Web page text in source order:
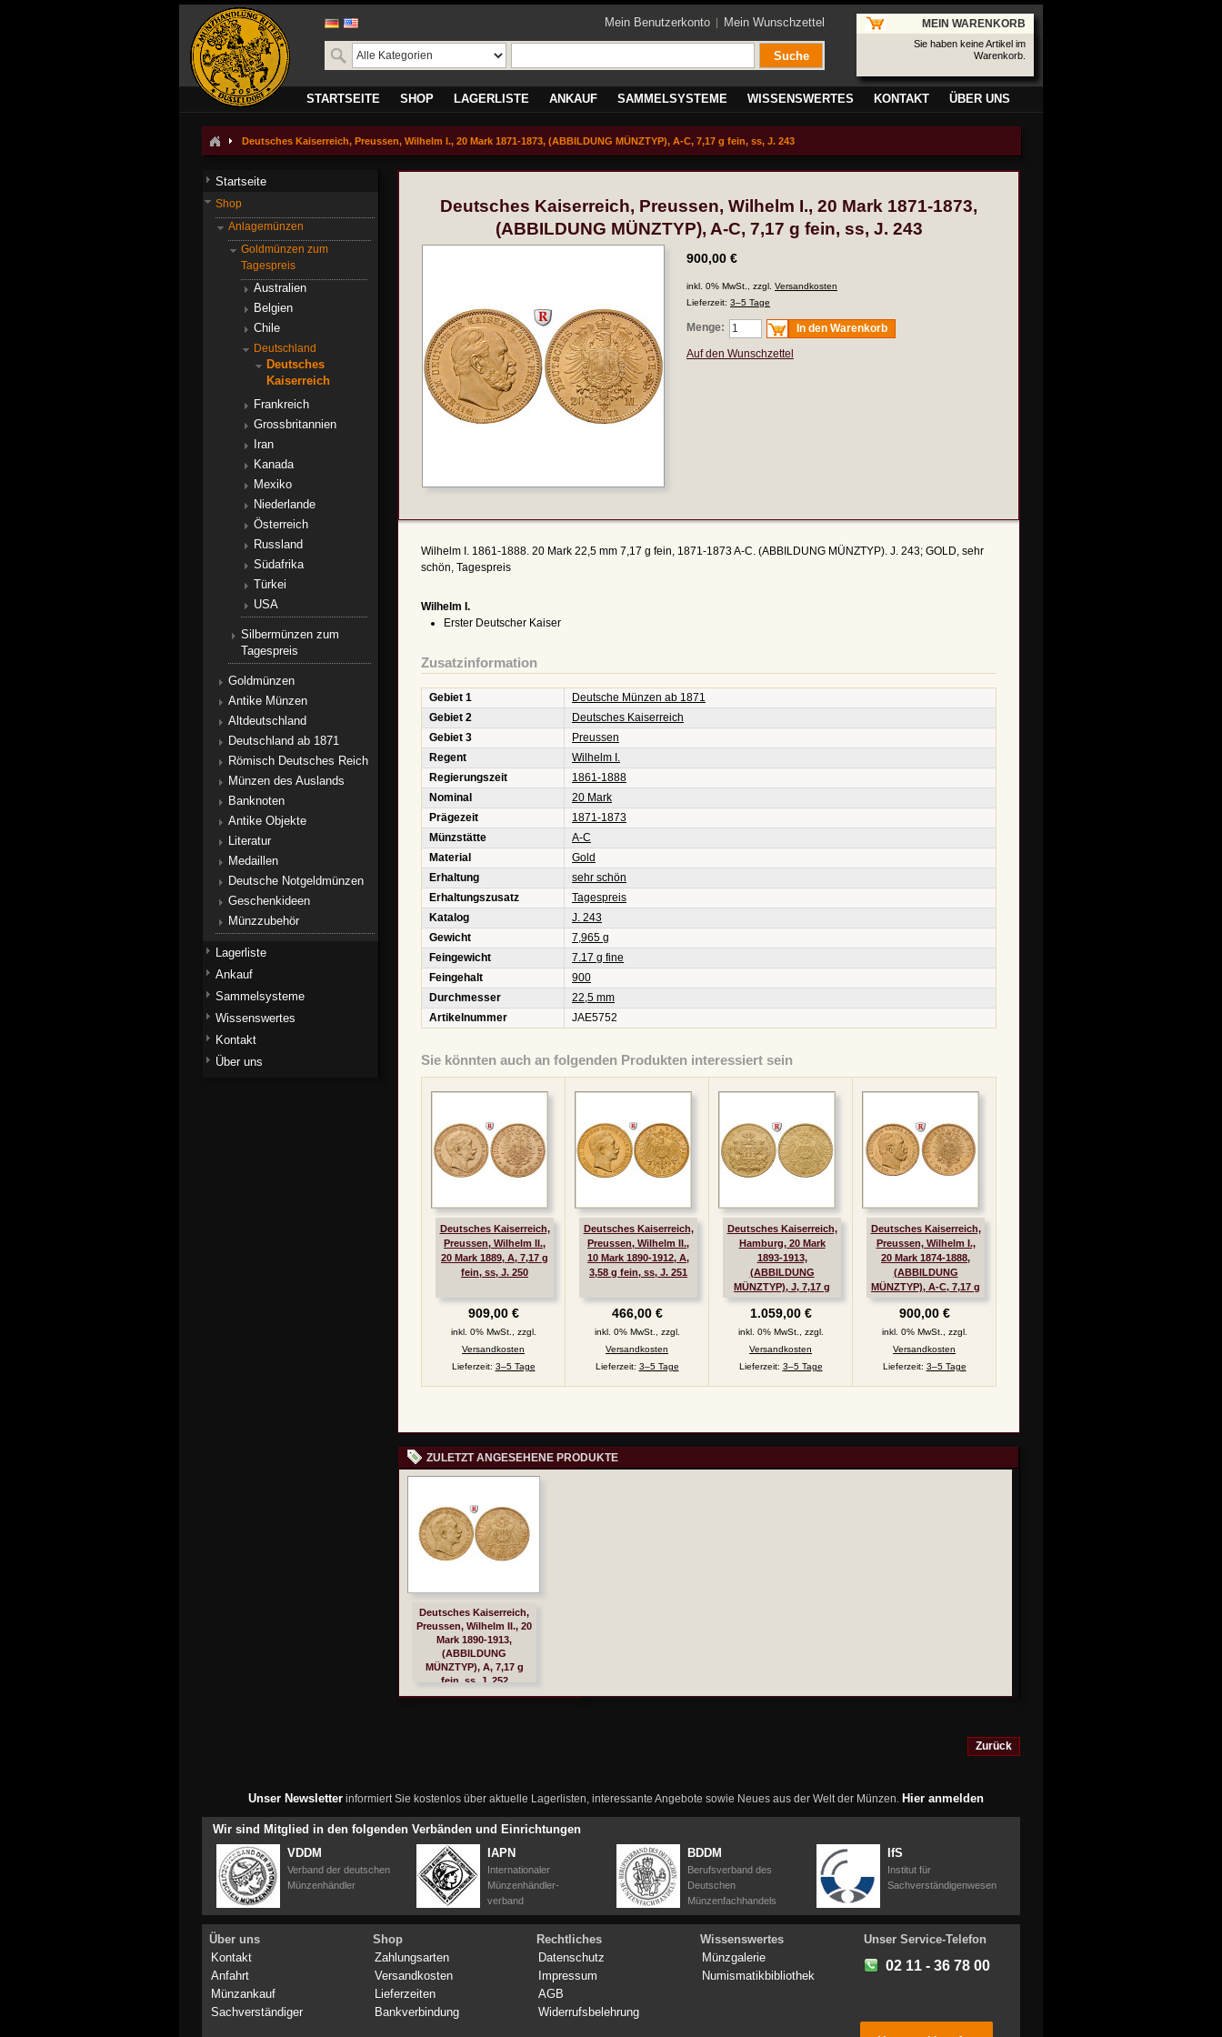
Mein Benutzerkonto Mein Wunschzettel
Suche
MEIN WARENKORB
Sie haben keine Artikel im
Warenkorb.
STARTSEITE SHOP LAGERLISTE ANKAUF SAMMELSYSTEME WISSENSWERTES KONTAKT ÜBER UNS
Deutsches Kaiserreich, Preussen, Wilhelm I., 20 Mark 1871-1873, (ABBILDUNG MÜNZTYP), A-C, 7,17 g fein, ss, J. 243
Deutsches Kaiserreich, Preussen, Wilhelm I., 20 Mark 1871-1873,
(ABBILDUNG MÜNZTYP), A-C, 7,17 g fein, ss, J. 243
900,00 €
inkl. 0% MwSt., zzgl. Versandkosten
Lieferzeit: 3–5 Tage
Menge:
In den Warenkorb
Auf den Wunschzettel
Wilhelm I. 1861-1888. 20 Mark 22,5 mm 7,17 g fein, 1871-1873 A-C. (ABBILDUNG MÜNZTYP). J. 243; GOLD, sehr
schön, Tagespreis
Wilhelm I.
Erster Deutscher Kaiser
Zusatzinformation
Gebiet 1
Deutsche Münzen ab 1871
Gebiet 2
Deutsches Kaiserreich
Gebiet 3
Preussen
Regent
Wilhelm I.
Regierungszeit
1861-1888
Nominal
20 Mark
Prägezeit
1871-1873
Münzstätte
A-C
Material
Gold
Erhaltung
sehr schön
Erhaltungszusatz
Tagespreis
Katalog
J. 243
Gewicht
7,965 g
Feingewicht
7.17 g fine
Feingehalt
900
Durchmesser
22,5 mm
Artikelnummer
JAE5752
Sie könnten auch an folgenden Produkten interessiert sein
Deutsches Kaiserreich,
Preussen, Wilhelm II.,
20 Mark 1889, A, 7,17 g
fein, ss, J. 250
909,00 €
inkl. 0% MwSt., zzgl.
Versandkosten
Lieferzeit: 3–5 Tage
Deutsches Kaiserreich,
Preussen, Wilhelm II.,
10 Mark 1890-1912, A,
3,58 g fein, ss, J. 251
466,00 €
inkl. 0% MwSt., zzgl.
Versandkosten
Lieferzeit: 3–5 Tage
Deutsches Kaiserreich,
Hamburg, 20 Mark
1893-1913,
(ABBILDUNG
MÜNZTYP), J, 7,17 g
fein, ss, J. 212
1.059,00 €
inkl. 0% MwSt., zzgl.
Versandkosten
Lieferzeit: 3–5 Tage
Deutsches Kaiserreich,
Preussen, Wilhelm I.,
20 Mark 1874-1888,
(ABBILDUNG
MÜNZTYP), A-C, 7,17 g
fein, ss, J. 246
900,00 €
inkl. 0% MwSt., zzgl.
Versandkosten
Lieferzeit: 3–5 Tage
ZULETZT ANGESEHENE PRODUKTE
Deutsches Kaiserreich,
Preussen, Wilhelm II., 20
Mark 1890-1913,
(ABBILDUNG
MÜNZTYP), A, 7,17 g
fein, ss, J. 252
Zurück
Startseite
Shop
Anlagemünzen
Goldmünzen zum
Tagespreis
Australien
Belgien
Chile
Deutschland
Deutsches
Kaiserreich
Frankreich
Grossbritannien
Iran
Kanada
Mexiko
Niederlande
Österreich
Russland
Südafrika
Türkei
USA
Silbermünzen zum
Tagespreis
Goldmünzen
Antike Münzen
Altdeutschland
Deutschland ab 1871
Römisch Deutsches Reich
Münzen des Auslands
Banknoten
Antike Objekte
Literatur
Medaillen
Deutsche Notgeldmünzen
Geschenkideen
Münzzubehör
Lagerliste
Ankauf
Sammelsysteme
Wissenswertes
Kontakt
Über uns
Unser Newsletterinformiert Sie kostenlos über aktuelle Lagerlisten, interessante Angebote sowie Neues aus der Welt der Münzen. Hier anmelden
Wir sind Mitglied in den folgenden Verbänden und Einrichtungen
VDDM
Verband der deutschen
Münzenhändler
IAPN
Internationaler
Münzenhändler-
verband
BDDM
Berufsverband des
Deutschen
Münzenfachhandels
IfS
Institut für
Sachverständigenwesen
Über uns
Kontakt
Anfahrt
Münzankauf
Sachverständiger
Shop
Zahlungsarten
Versandkosten
Lieferzeiten
Bankverbindung
Rechtliches
Datenschutz
Impressum
AGB
Widerrufsbelehrung
Wissenswertes
Münzgalerie
Numismatikbibliothek
Unser Service-Telefon
02 11 - 36 78 00